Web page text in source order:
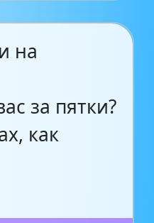
на
за пятки?
как